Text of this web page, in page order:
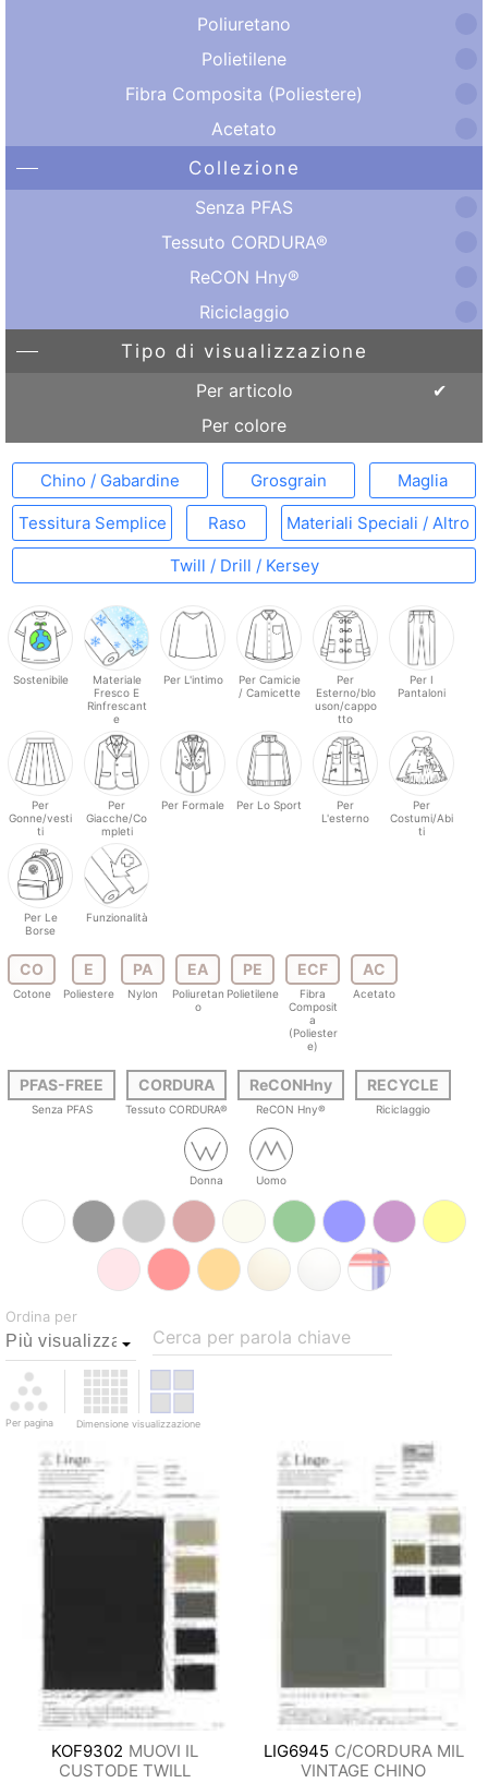
Poliuretano
Polietilene
Fibra Composita (Poliestere)
Acetato
Collezione
Senza PFAS
Tessuto CORDURA®
ReCON Hny®
Riciclaggio
Tipo di visualizzazione
Per articolo
Per colore
Chino / Gabardine Grosgrain Maglia
Tessitura Semplice Raso Materiali Speciali / Altro
Twill / Drill / Kersey
Sostenibile
Materiale
Fresco E
Rinfrescant
e
Per L'intimo
Per Camicie
/ Camicette
Per
Esterno/blo
uson/cappo
tto
Per I
Pantaloni
Per
Gonne/vesti
ti
Per
Giacche/Co
mpleti
Per Formale Per Lo Sport
Per
L'esterno
Per
Costumi/Abi
ti
Per Le
Borse
Funzionalità
CO
Cotone
E
Poliestere
PA
Nylon
EA
Poliuretan
o
PE
Polietilene
ECF
Fibra
Composit
a
(Poliester
e)
AC
Acetato
PFAS-FREE
Senza PFAS
CORDURA
Tessuto CORDURA®
ReCONHny
ReCON Hny®
RECYCLE
Riciclaggio
Donna Uomo
Ordina per
Cerca per parola chiave
Per pagina Dimensione visualizzazione
KOF9302 MUOVI IL
CUSTODE TWILL
LIG6945 C/CORDURA MIL
VINTAGE CHINO